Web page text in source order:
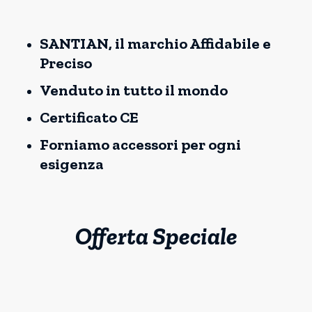
SANTIAN, il marchio Affidabile e
Preciso
Venduto in tutto il mondo
Certificato CE
Forniamo accessori per ogni
esigenza
Offerta Speciale